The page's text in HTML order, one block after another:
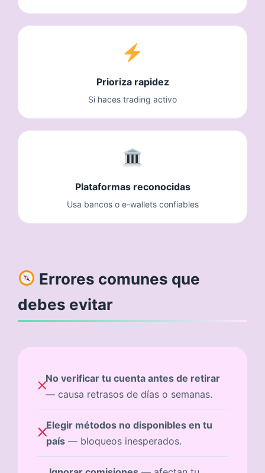
Prioriza rapidez
Si haces trading activo
Plataformas reconocidas
Usa bancos o e-wallets confiables
Errores comunes que
debes evitar
No verificar tu cuenta antes de retirar
— causa retrasos de días o semanas.
Elegir métodos no disponibles en tu
país — bloqueos inesperados.